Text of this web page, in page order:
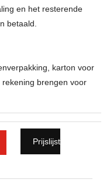
en het resterende
betaald.
karton voor
brengen voor
Prijslijst